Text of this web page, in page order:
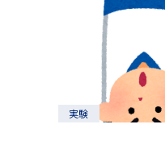
実験